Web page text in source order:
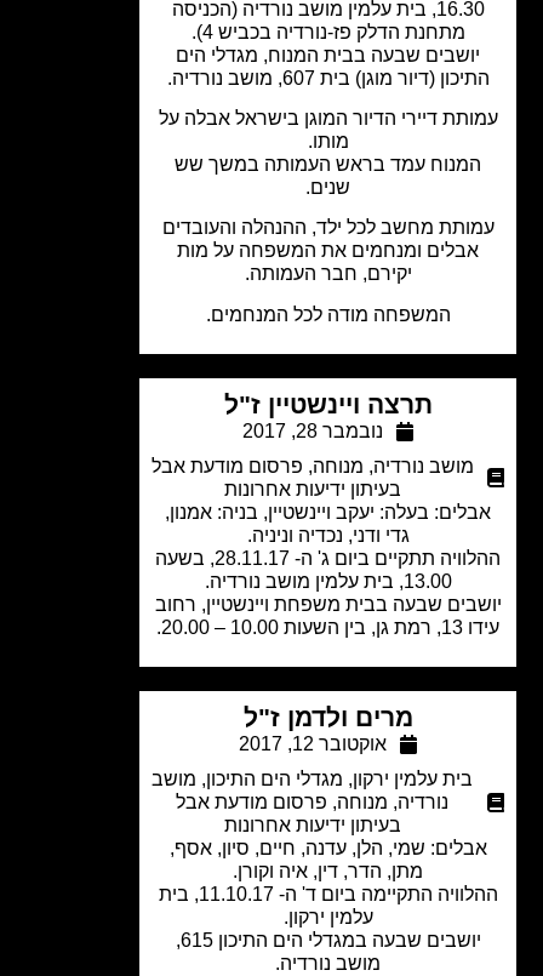
16.30, בית עלמין מושב נורדיה (הכניסה
מתחנת הדלק פז-נורדיה בכביש 4).
יושבים שבעה בבית המנוח, מגדלי הים
(דיור מוגן) בית 607, מושב נורדיה.
דיירי הדיור המוגן בישראל אבלה על
עמד בראש העמותה במשך שש
מחשב לכל ילד, ההנהלה והעובדים
אבלים ומנחמים את המשפחה על מות
יקירם, חבר העמותה.
המשפחה מודה לכל המנחמים.
תרצה ויינשטיין ז"ל
נובמבר 28, 2017
מושב נורדיה, מנוחה, פרסום מודעת אבל
בעיתון ידיעות אחרונות
בעלה: יעקב ויינשטיין, בניה: אמנון,
גדי ודני, נכדיה וניניה.
ההלוויה תתקיים ביום ג' ה- 28.11.17, בשעה
שבעה בבית משפחת ויינשטיין, רחוב
מרים ולדמן ז"ל
אוקטובר 12, 2017
בית עלמין ירקון,מגדלי הים התיכון, מושב
נורדיה
מנוחה, פרסום מודעת אבל
בעיתון ידיעות אחרונות
שמי, הלן, עדנה, חיים, סיון, אסף,
מתן, הדר, דין, איה וקורן.
ההלוויה התקיימה ביום ד' ה- 11.10.17, בית
עלמין ירקון.
יושבים שבעה במגדלי הים התיכון 615,
מושב נורדיה.